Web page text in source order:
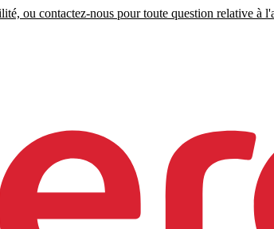
ou contactez-nous pour toute question relative à